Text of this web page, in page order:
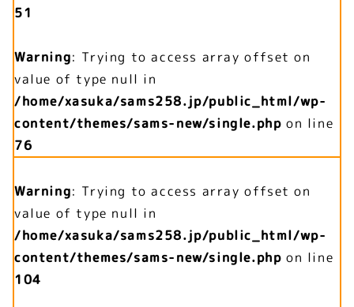
51
Warning: Trying to access array offset on
value of type null in
/home/xasuka/sams258.jp/public_html/wp-
content/themes/sams-new/single.php on line
76
Warning: Trying to access array offset on
value of type null in
/home/xasuka/sams258.jp/public_html/wp-
content/themes/sams-new/single.php on line
104